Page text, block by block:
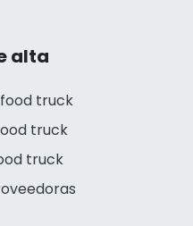
alta
truck
truck
truck